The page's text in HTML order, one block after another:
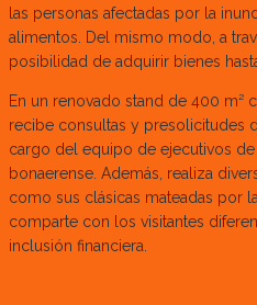
las personas afectadas por la
alimentos. Del mismo modo, a
posibilidad de adquirir bienes
En un renovado stand de 400 m²
recibe consultas y presolicitudes
cargo del equipo de ejecutivos
bonaerense. Además, realiza
como sus clásicas mateadas por
comparte con los visitantes
inclusión financiera.